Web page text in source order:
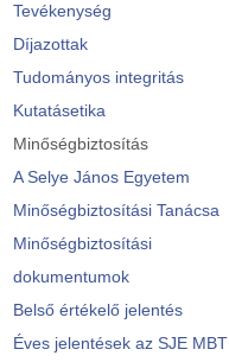
Tevékenység
Díjazottak
Tudományos integritás
Kutatásetika
Minőségbiztosítás
A Selye János Egyetem
Minőségbiztosítási Tanácsa
Minőségbiztosítási
dokumentumok
Belső értékelő jelentés
Éves jelentések az SJE MBT